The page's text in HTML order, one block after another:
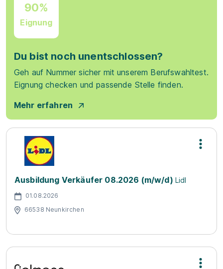
90%
Eignung
Du bist noch unentschlossen?
Geh auf Nummer sicher mit unserem Berufswahltest.
Eignung checken und passende Stelle finden.
Mehr erfahren
Ausbildung Verkäufer 08.2026 (m/w/d) Lidl
01.08.2026
66538 Neunkirchen